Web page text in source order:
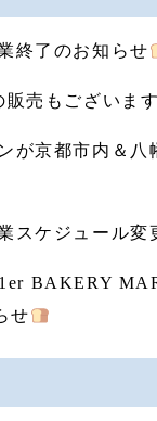
終了のお知らせ
販売もございます
が京都市内＆八
スケジュール変
BAKERY
せ